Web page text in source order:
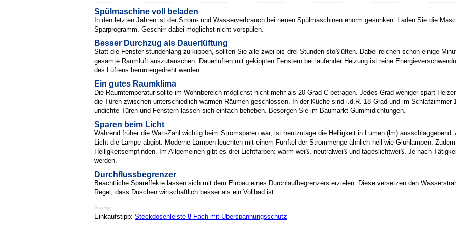
Spülmaschine voll beladen
In den letzten Jahren ist der Strom- und Wasserverbrauch bei neuen Spülmaschinen enorm gesunken. Laden Sie die
Sparprogramm. Geschirr dabei möglichst nicht vorspülen.
Besser Durchzug als Dauerlüftung
Statt die Fenster stundenlang zu kippen, sollten Sie alle zwei bis drei Stunden stoßlüften. Dabei reichen schon einige
gesamte Raumluft auszutauschen. Dauerlüften mit gekippten Fenstern bei laufender Heizung ist reine
des Lüftens heruntergedreht werden.
Ein gutes Raumklima
Die Raumtemperatur sollte im Wohnbereich möglichst nicht mehr als 20 Grad C betragen. Jedes Grad weniger spart
die Türen zwischen unterschiedlich warmen Räumen geschlossen. In der Küche sind i.d.R. 18 Grad und im Schlafzimmer
undichte Türen und Fenstern lassen sich einfach beheben. Besorgen Sie im Baumarkt Gummidichtungen.
Sparen beim Licht
Während früher die Watt-Zahl wichtig beim Stromsparen war, ist heutzutage die Helligkeit in Lumen (lm)
Licht die Lampe abgibt. Moderne Lampen leuchten mit einem Fünftel der Strommenge ähnlich hell wie Glühlampen.
Helligkeitsempfinden. Im Allgemeinen gibt es drei Lichtfarben: warm-weiß, neutralweiß und tageslichtweiß. Je nach
werden.
Durchflussbegrenzer
Beachtliche Spareffekte lassen sich mit dem Einbau eines Durchlaufbegrenzers erzielen. Diese versetzen den
Regel, dass Duschen wirtschaftlich besser als ein Vollbad ist.
Anzeige
Einkaufstipp: Steckdosenleiste 8-Fach mit Überspannungsschutz